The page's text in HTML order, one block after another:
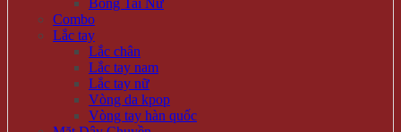
Bông Tai Nữ
Combo
Lắc tay
Lắc chân
Lắc tay nam
Lắc tay nữ
Vòng da kpop
Vòng tay hàn quốc